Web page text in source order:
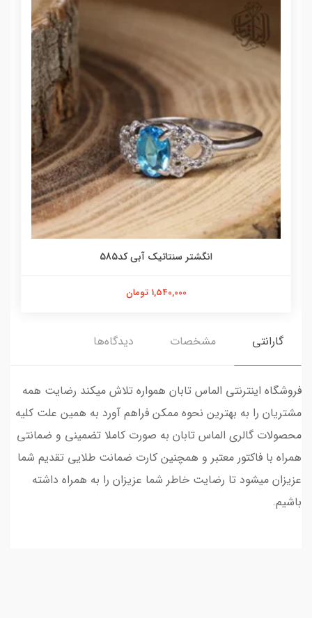
انگشتر سنتاتیک آبی کد585
1,540,000 تومان
گارانتی مشخصات دیدگاه‌ها
فروشگاه اینترنتی الماس تابان همواره تلاش میکند رضایت همه
مشتریان را به بهترین نحوه ممکن فراهم آورد به همین علت کلیه
محصولات گالری الماس تابان به صورت کاملا تضمینی و ضمانتی
همراه با فاکتور معتبر و همچنین کارت ضمانت طلایی تقدیم شما
عزیزان میشود تا رضایت خاطر شما عزیزان را به همراه داشته
باشیم.